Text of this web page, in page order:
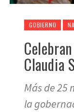
GOBIERNO
Claudia
Más de 25
la